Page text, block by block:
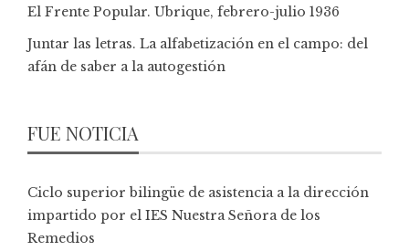
El Frente Popular. Ubrique, febrero-julio 1936
Juntar las letras. La alfabetización en el campo: del
afán de saber a la autogestión
FUE NOTICIA
Ciclo superior bilingüe de asistencia a la dirección
impartido por el IES Nuestra Señora de los
Remedios